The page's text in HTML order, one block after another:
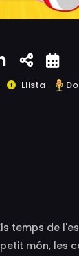
Llista
temps de
món, les